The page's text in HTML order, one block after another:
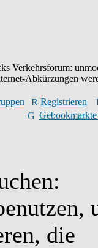
Verkehrsforum:
Abkürzungen
Registrieren
die